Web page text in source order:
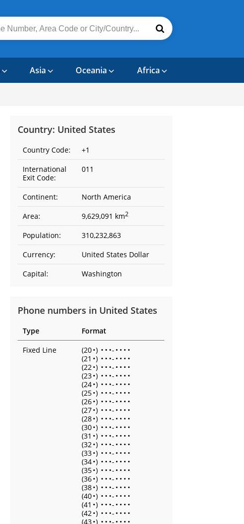
Asia Oceania Africa
Country: United States
Country Code:
+1
International
Exit Code:
011
Continent:
North America
Area:
9,629,091 km2
Population:
310,232,863
Currency:
United States Dollar
Capital:
Washington
Phone numbers in United States
Type
Format
Fixed Line
(20•) • • •- • • • •
(21 •) • • •- • • • •
(22•) • • •- • • • •
(23•) • • •- • • • •
(24•) • • •- • • • •
(25•) • • •- • • • •
(26•) • • •- • • • •
(27•) • • •- • • • •
(28•) • • •- • • • •
(30•) • • •- • • • •
(31 •) • • •- • • • •
(32•) • • •- • • • •
(33•) • • •- • • • •
(34•) • • •- • • • •
(35•) • • •- • • • •
(36•) • • •- • • • •
(38•) • • •- • • • •
(40•) • • •- • • • •
(41 •) • • •- • • • •
(42•) • • •- • • • •
(43•) • • •- • • • •